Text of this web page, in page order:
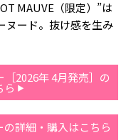
MAUVE（限定）”は
ヌード。抜け感を生み
2026年 4月発売］の
ら
の詳細・購入はこちら